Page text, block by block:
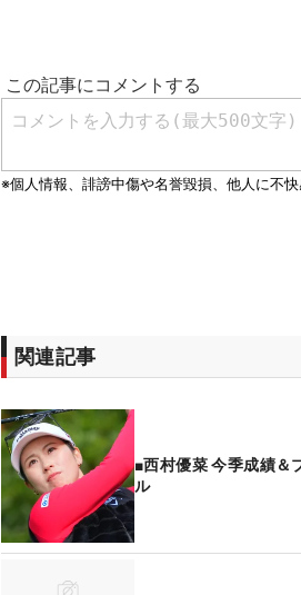
関連記事
■西村優菜 今季成績＆
ル